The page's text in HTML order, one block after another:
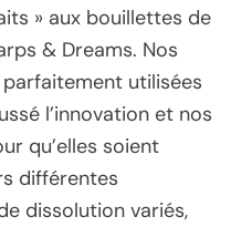
» aux bouillettes de
& Dreams. Nos
utilisées
l’innovation et nos
qu’elles soient
différentes
dissolution variés,